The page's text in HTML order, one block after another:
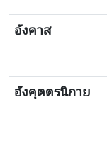
อังคาส
อังคุตตรนิกาย